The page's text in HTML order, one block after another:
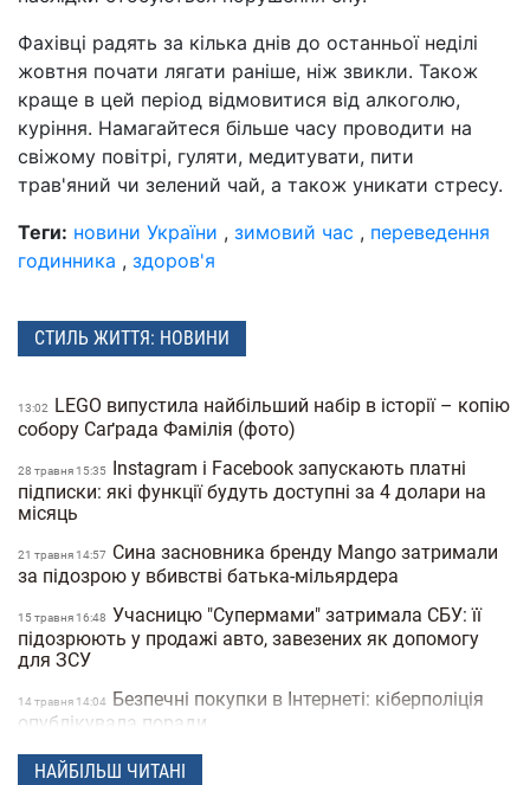
Фахівці радять за кілька днів до останньої неділі
жовтня почати лягати раніше, ніж звикли. Також
краще в цей період відмовитися від алкоголю,
куріння. Намагайтеся більше часу проводити на
свіжому повітрі, гуляти, медитувати, пити
трав'яний чи зелений чай, а також уникати стресу.
Теги: новини України , зимовий час , переведення
годинника , здоров'я
СТИЛЬ ЖИТТЯ: НОВИНИ
13:02
LEGO випустила найбільший набір в історії – копію
собору Саґрада Фамілія (фото)
28 травня 15:35 Instagram і Facebook запускають платні
підписки: які функції будуть доступні за 4 долари на
місяць
21 травня 14:57
Сина засновника бренду Mango затримали
за підозрою у вбивстві батька-мільярдера
15 травня 16:48 Учасницю "Супермами" затримала СБУ: її
підозрюють у продажі авто, завезених як допомогу
для ЗСУ
14 травня 14:04 Безпечні покупки в Інтернеті: кіберполіція
опублікувала поради
28 квiтня 16:14
Українець побив світовий рекорд:
НАЙБІЛЬШ ЧИТАНІ